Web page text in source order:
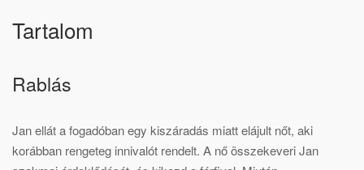
Tartalom
Rablás
Jan ellát a fogadóban egy kiszáradás miatt elájult nőt, aki
korábban rengeteg innivalót rendelt. A nő összekeveri Jan